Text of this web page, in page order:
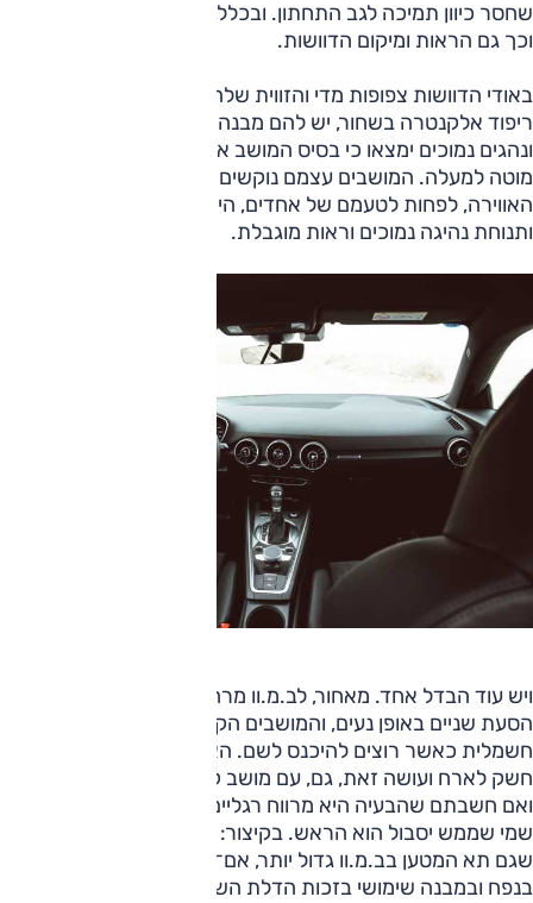
שחסר כיוון תמיכה לגב התחתון. ובכלל, תנוחת הנהיגה עדיפה
וכך גם הראות ומיקום הדוושות.
באודי הדוושות צפופות מדי והזווית שלהן יכולה לעייף. למושבים
ריפוד אלקנטרה בשחור, יש להם מבנה ספורטיבי, אך הכיוון ידני,
ונהגים נמוכים ימצאו כי בסיס המושב ארוך מדי וחלקו הקדמי
מוטה למעלה. המושבים עצמם נוקשים מדי, וגם זה עלול לעייף.
האווירה, לפחות לטעמם של אחדים, היא "נכונה": קו שמשות
ותנוחת נהיגה נמוכים וראות מוגבלת.
ויש עוד הבדל אחד. מאחור, לב.מ.וו מרחב סביר ומושב המאפשר
הסעת שניים באופן נעים, והמושבים הקדמיים נעים קדימה
חשמלית כאשר רוצים להיכנס לשם. האודי מכריזה שאין לה
חשק לארח ועושה זאת, גם, עם מושב קדמי שאינו ניתן להזחה.
ואם חשבתם שהבעיה היא מרווח רגליים זעיר, נסו להיכנס ותגלו
שמי שממש יסבול הוא הראש. בקיצור: מכונית לשניים. כמובן
שגם תא המטען בב.מ.וו גדול יותר, אם־כי זה שבאודי הפתיע
בנפח ובמבנה שימושי בזכות הדלת השלישית.